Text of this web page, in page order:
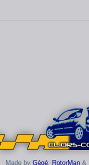
Made by Gégé, RotorMan&